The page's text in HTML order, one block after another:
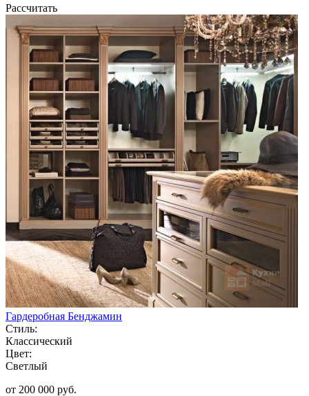
Рассчитать
Гардеробная Бенджамин
Стиль:
Классический
Цвет:
Светлый
от 200 000 руб.